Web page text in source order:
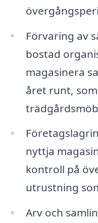
Förvaring av
bostad
magasinera
året runt,
nyttja
kontroll på
utrustning
Arv och